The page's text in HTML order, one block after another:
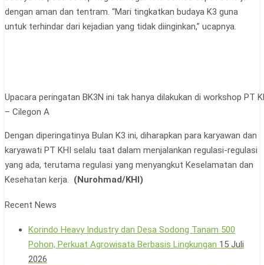
dengan aman dan tentram. “Mari tingkatkan budaya K3 guna
untuk terhindar dari kejadian yang tidak diinginkan,” ucapnya.
Upacara peringatan BK3N ini tak hanya dilakukan di workshop PT
– Cilegon A
Dengan diperingatinya Bulan K3 ini, diharapkan para karyawan dan
karyawati PT KHI selalu taat dalam menjalankan regulasi-regulasi
yang ada, terutama regulasi yang menyangkut Keselamatan dan
Kesehatan kerja. (Nurohmad/KHI)
Recent News
Korindo Heavy Industry dan Desa Sodong Tanam 500
Pohon, Perkuat Agrowisata Berbasis Lingkungan 15 Juli
2026